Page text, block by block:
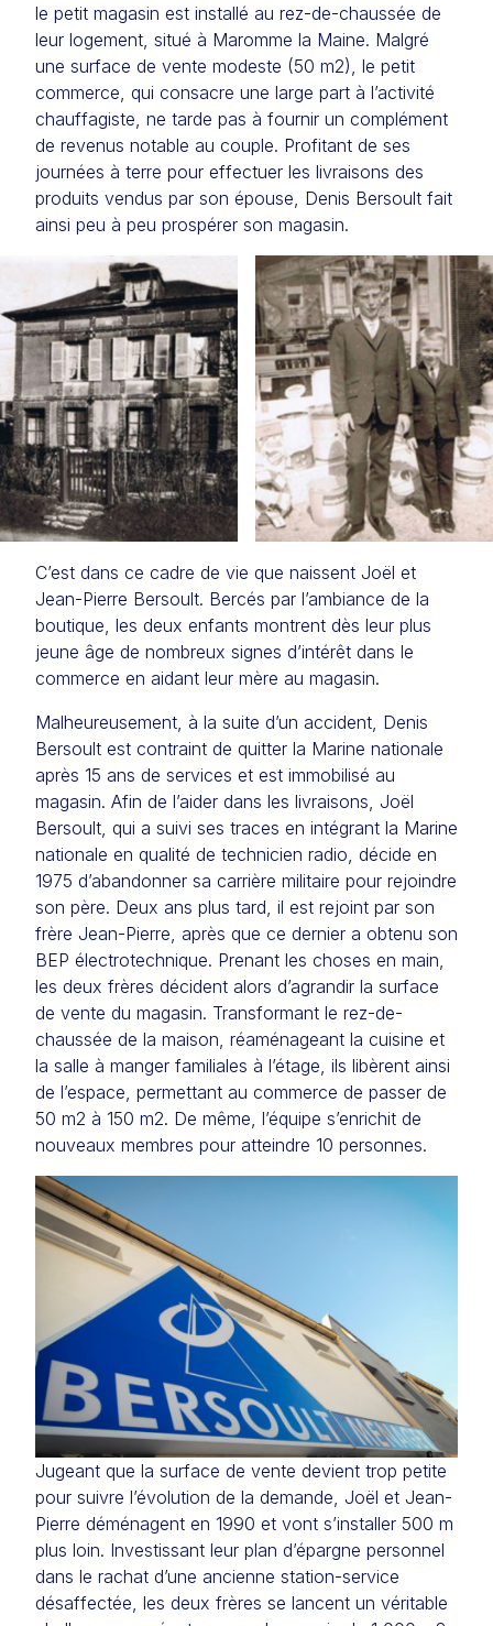
le petit magasin est installé au rez-de-chaussée de
leur logement, situé à Maromme la Maine. Malgré
une surface de vente modeste (50 m2), le petit
commerce, qui consacre une large part à l’activité
chauffagiste, ne tarde pas à fournir un complément
de revenus notable au couple. Profitant de ses
journées à terre pour effectuer les livraisons des
produits vendus par son épouse, Denis Bersoult fait
ainsi peu à peu prospérer son magasin.
C’est dans ce cadre de vie que naissent Joël et
Jean-Pierre Bersoult. Bercés par l’ambiance de la
boutique, les deux enfants montrent dès leur plus
jeune âge de nombreux signes d’intérêt dans le
commerce en aidant leur mère au magasin.
Malheureusement, à la suite d’un accident, Denis
Bersoult est contraint de quitter la Marine nationale
après 15 ans de services et est immobilisé au
magasin. Afin de l’aider dans les livraisons, Joël
Bersoult, qui a suivi ses traces en intégrant la Marine
nationale en qualité de technicien radio, décide en
1975 d’abandonner sa carrière militaire pour rejoindre
son père. Deux ans plus tard, il est rejoint par son
frère Jean-Pierre, après que ce dernier a obtenu son
BEP électrotechnique. Prenant les choses en main,
les deux frères décident alors d’agrandir la surface
de vente du magasin. Transformant le rez-de-
chaussée de la maison, réaménageant la cuisine et
la salle à manger familiales à l’étage, ils libèrent ainsi
de l’espace, permettant au commerce de passer de
50 m2 à 150 m2. De même, l’équipe s’enrichit de
nouveaux membres pour atteindre 10 personnes.
Jugeant que la surface de vente devient trop petite
pour suivre l’évolution de la demande, Joël et Jean-
Pierre déménagent en 1990 et vont s’installer 500 m
plus loin. Investissant leur plan d’épargne personnel
dans le rachat d’une ancienne station-service
désaffectée, les deux frères se lancent un véritable